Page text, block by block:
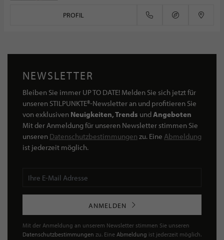
PROFIL
NEWSLETTER
Bleiben Sie immer UP TO DATE! Melden Sie sich jetzt für
unseren STILPUNKTE®-Newsletter an und profitieren Sie
von exklusiven Neuigkeiten, Trends undAngeboten
Mit der Anmeldung für unseren Newsletter stimmen Sie
unseren Datenschutzbestimmungen zu. Eine Abmeldung
ist jederzeit möglich.
ANMELDEN
Mit der Anmeldung an unserem Newsletter stimmen Sie unseren
Datenschutzbestimmungen zu. Eine Abmeldung ist jederzeit möglich.